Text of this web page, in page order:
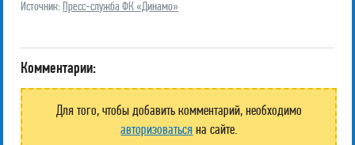
Источник:
Пресс-служба ФК «Динамо»
Комментарии:
Для того, чтобы добавить комментарий, необходимо
авторизоваться на сайте.